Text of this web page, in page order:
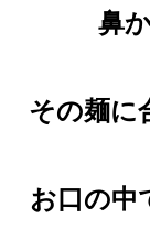
鼻
その麺に
お口の中